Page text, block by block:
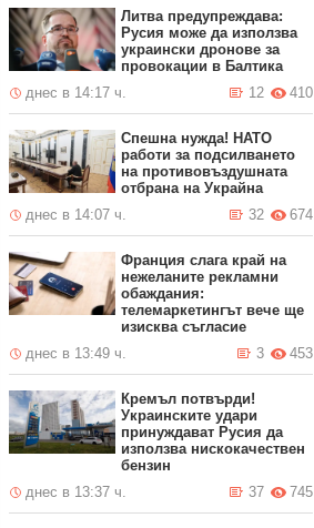
Литва предупреждава:
Русия може да използва
украински дронове за
провокации в Балтика
днес в 14:17 ч.
410
12
Спешна нужда! НАТО
работи за подсилването
на противовъздушната
отбрана на Украйна
днес в 14:07 ч.
674
32
Франция слага край на
нежеланите рекламни
обаждания:
телемаркетингът вече ще
изисква съгласие
днес в 13:49 ч.
453
3
Кремъл потвърди!
Украинските удари
принуждават Русия да
използва нискокачествен
бензин
днес в 13:37 ч.
745
37